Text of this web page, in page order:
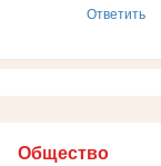
Ответить
Общество